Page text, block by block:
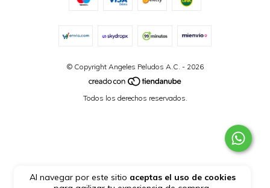
Al navegar por este sitio aceptas el uso de cookies
© Copyright Angeles Peludos A.C. - 2026
Todos los derechos reservados.